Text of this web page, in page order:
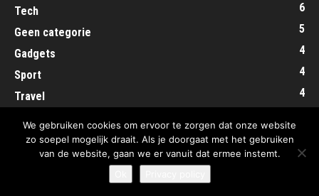
Tech
6
Geen categorie
5
Gadgets
4
Sport
4
Travel
4
© ExposeYourTalent.nl
We gebruiken cookies om ervoor te zorgen dat onze website
zo soepel mogelijk draait. Als je doorgaat met het gebruiken
van de website, gaan we er vanuit dat ermee instemt.